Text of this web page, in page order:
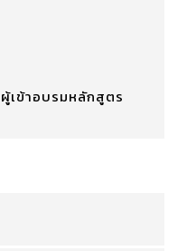
เข้าอบรมหลักสูตร